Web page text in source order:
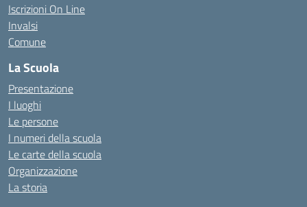
Iscrizioni On Line
Invalsi
Comune
La Scuola
Presentazione
I luoghi
Le persone
I numeri della scuola
Le carte della scuola
Organizzazione
La storia